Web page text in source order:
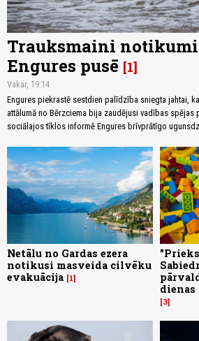
Trauksmaini
Engures pusē 1
Vakar, 19:14
Engures piekrastē sestdien palīdzība sniegta jahtai,
attālumā no Bērzciema bija zaudējusi vadības spējas
sociālajos tīklos informē Engures brīvprātīgo
Netālu no Gardas ezera
notikusi masveida cilvēku
evakuācija 1
dienas
3